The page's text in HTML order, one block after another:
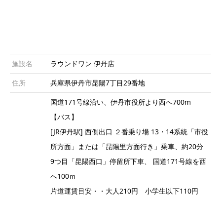
施設名 ラウンドワン 伊丹店
住所 兵庫県伊丹市昆陽7丁目29番地
国道171号線沿い、伊丹市役所より西へ700m
【バス】
[JR伊丹駅] 西側出口 ２番乗り場 13・14系統「市役
所方面」または「昆陽里方面行き」乗車、約20分
9つ目「昆陽西口」停留所下車、 国道171号線を西
へ100ｍ
片道運賃目安・・大人210円 小学生以下110円